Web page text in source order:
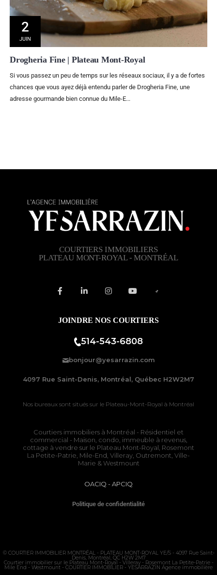
2
JUIN
Drogheria Fine | Plateau Mont-Royal
Si vous passez un peu de temps sur les réseaux sociaux, il y a de fortes
chances que vous ayez déjà entendu parler de Drogheria Fine, une
adresse gourmande bien connue du Mile-E...
COURTIERS IMMOBILIERS
PLATEAU MONT-ROYAL - MONTRÉAL
JOINDRE NOS COURTIERS
514-543-6808
bonjour@yesarrazin.com
4097 Rue Saint-Denis, Montréal, Québec H2W2M7
Nos bureaux sont situés sur le Plateau-Mont-Royal à Montréal
Courtiers immobiliers à Montréal - Résidentiel et
commercial - Maison, condo, immeuble à revenus,
cottage à vendre sur le Plateau Mont-Royal Rosemont
La Petite-Patrie , Mile-End, Villeray, Outremont, Ville-
Marie & Westmount
OACIQ - APCIQ
Politique de confidentialité
© COURTIER IMMOBILIER MONTRÉAL - PLATEAU MONT-ROYALYE/S - 4097 Rue Saint-
Denis, Montréal, QC H2W 2M7
Courtier immobilier sur le Plateau Mont-Royal - Villeray - Rosemont La Petite-Patrie-
Mile End - Westmount - COURTIER IMMOBILIER - YESARRAZIN Agence immobilière